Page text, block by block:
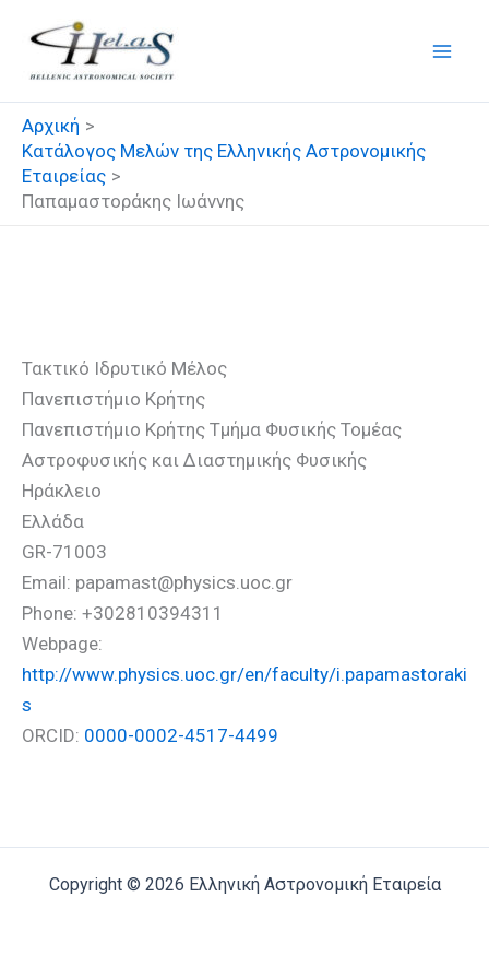
στο
περιεχόμενο
Αρχική
Κατάλογος Μελών της Ελληνικής Αστρονομικής
Εταιρείας
Παπαμαστοράκης Ιωάννης
Τακτικό Ιδρυτικό Μέλος
Πανεπιστήμιο Κρήτης
Πανεπιστήμιο Κρήτης Τμήμα Φυσικής Τομέας
Αστροφυσικής και Διαστημικής Φυσικής
Ηράκλειο
Ελλάδα
GR-71003
Email: papamast@physics.uoc.gr
Phone: +302810394311
Webpage:
http://www.physics.uoc.gr/en/faculty/i.papamastoraki
s
ORCID: 0000-0002-4517-4499
Copyright © 2026 Ελληνική Αστρονομική Εταιρεία